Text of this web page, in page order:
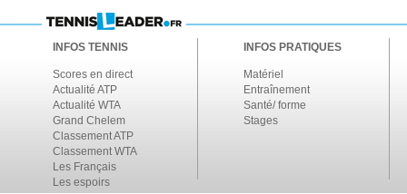
INFOS TENNIS
Scores en direct
Actualité ATP
Actualité WTA
Grand Chelem
Classement ATP
Classement WTA
Les Français
Les espoirs
INFOS PRATIQUES
Matériel
Entraînement
Santé/ forme
Stages